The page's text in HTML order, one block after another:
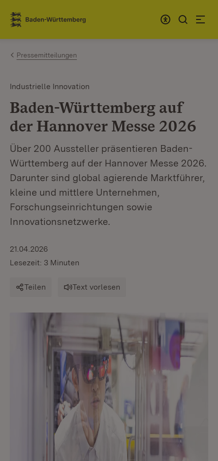
Zum Inhalt springen
Link zur Startseite
Pressemitteilungen
Industrielle Innovation
Baden-Württemberg auf
der Hannover Messe 2026
Über 200 Aussteller präsentieren Baden-
Württemberg auf der Hannover Messe 2026.
Darunter sind global agierende Marktführer,
kleine und mittlere Unternehmen,
Forschungseinrichtungen sowie
Innovationsnetzwerke.
21.04.2026
Lesezeit: 3 Minuten
Teilen Text vorlesen